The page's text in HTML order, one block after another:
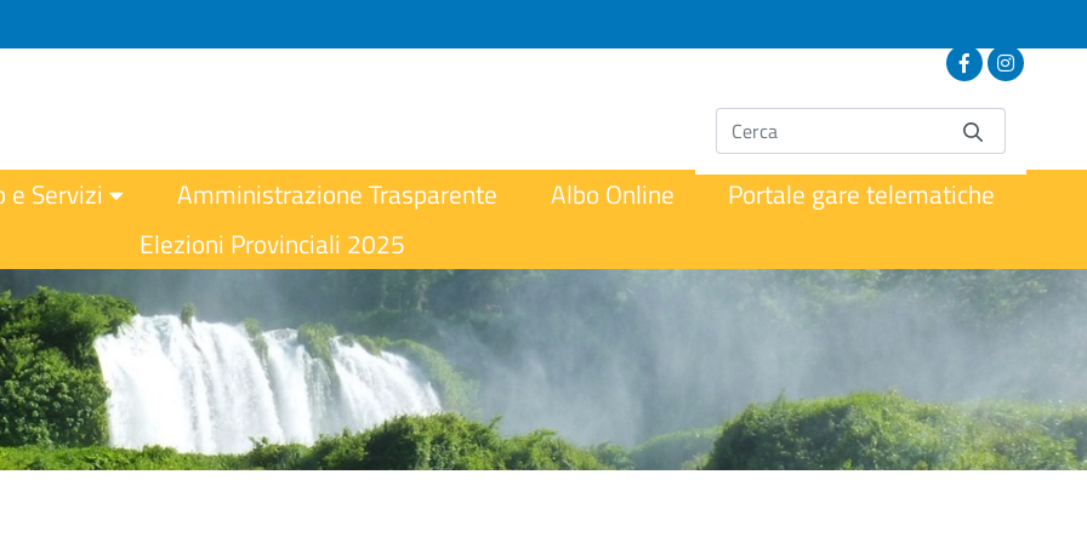
e Servizi Amministrazione Trasparente Albo Online
Portale gare telematiche
Elezioni Provinciali 2025